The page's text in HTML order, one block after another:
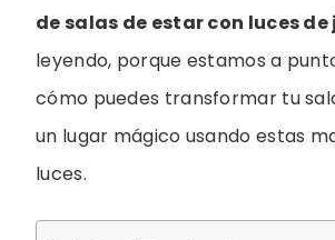
de salas de estar con luces de
leyendo, porque estamos a
cómo puedes transformar tu
un lugar mágico usando estas
luces.